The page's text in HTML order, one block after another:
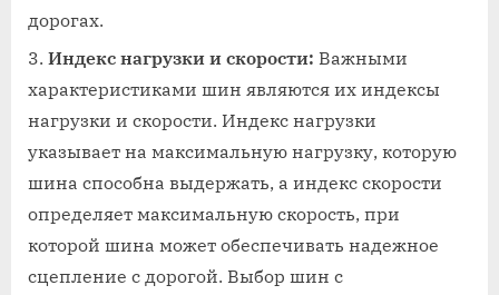
дорогах.
Индекс нагрузки и скорости: Важными
характеристиками шин являются их индексы
нагрузки и скорости. Индекс нагрузки
указывает на максимальную нагрузку, которую
шина способна выдержать, а индекс скорости
определяет максимальную скорость, при
которой шина может обеспечивать надежное
сцепление с дорогой. Выбор шин с